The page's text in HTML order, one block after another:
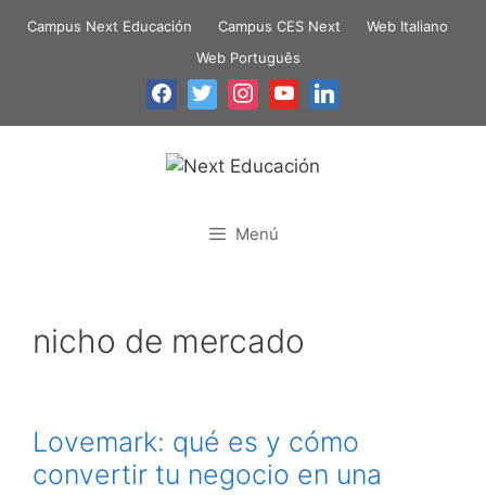
Campus Next Educación Campus CES Next
Web Italiano
Web Português
Menú
nicho de mercado
Lovemark: qué es y cómo
convertir tu negocio en una